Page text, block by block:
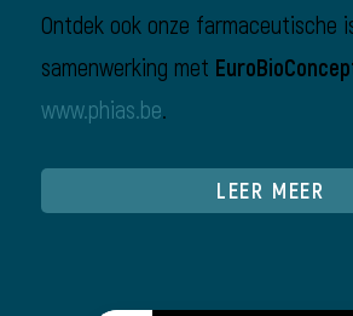
Ontdek ook onze farmaceutische
samenwerking met
www.phias.be.
LEER MEER